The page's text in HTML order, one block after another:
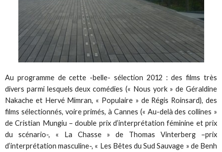
Au programme de cette -belle- sélection 2012 : des films très
divers parmi lesquels deux comédies (« Nous york » de Géraldine
Nakache et Hervé Mimran, « Populaire » de Régis Roinsard), des
films sélectionnés, voire primés, à Cannes (« Au-delà des collines »
de Cristian Mungiu – double prix d’interprétation féminine et prix
du scénario-, « La Chasse » de Thomas Vinterberg –prix
d’interprétation masculine-, « Les Bêtes du Sud Sauvage » de Benh